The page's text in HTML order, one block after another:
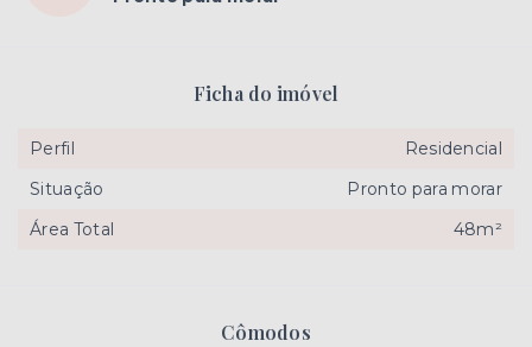
Cômodos
Ficha do imóvel
Perfil
Residencial
Situação
Pronto para morar
Área Total
48m²